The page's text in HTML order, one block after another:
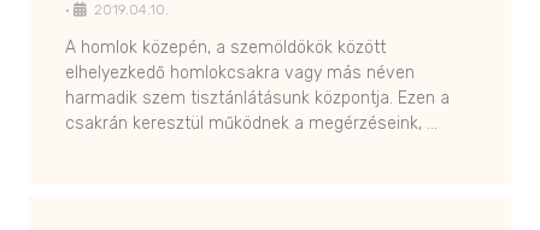
• 2019.04.10.
A homlok közepén, a szemöldökök között
elhelyezkedő homlokcsakra vagy más néven
harmadik szem tisztánlátásunk központja. Ezen a
csakrán keresztül működnek a megérzéseink, …